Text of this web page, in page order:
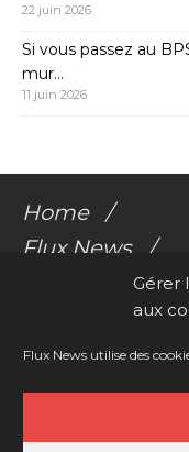
Gérer
aux
Flux News utilise des
22 juin 2026
Si vous passez au
mur…
11 juin 2026
Home
Flux News
Galerie Flux
Videos
Résonances